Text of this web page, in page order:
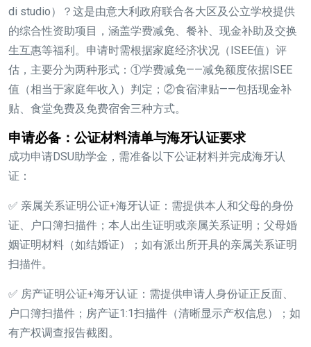
di studio）？这是由意大利政府联合各大区及公立学校提供
的综合性资助项目，涵盖学费减免、餐补、现金补助及交换
生互惠等福利。申请时需根据家庭经济状况（ISEE值）评
估，主要分为两种形式： ①学费减免——减免额度依据ISEE
值（相当于家庭年收入）判定； ②食宿津贴——包括现金补
贴、食堂免费及免费宿舍三种方式。
申请必备：公证材料清单与海牙认证要求
成功申请DSU助学金，需准备以下公证材料并完成海牙认
证：
✅ 亲属关系证明公证+海牙认证 ：需提供本人和父母的身份
证、户口簿扫描件；本人出生证明或亲属关系证明；父母婚
姻证明材料（如结婚证）；如有派出所开具的亲属关系证明
扫描件。
✅ 房产证明公证+海牙认证 ：需提供申请人身份证正反面、
户口簿扫描件；房产证1:1扫描件（清晰显示产权信息）；如
有产权调查报告截图。